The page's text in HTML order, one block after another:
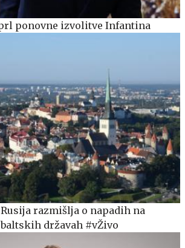
ponovne izvolitve Infantina
razmišlja o napadih na
državah #vŽivo